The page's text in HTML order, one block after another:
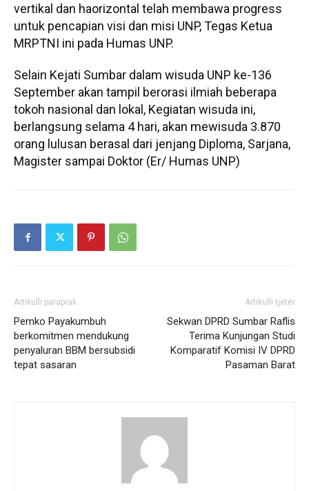
vertikal dan haorizontal telah membawa progress
untuk pencapian visi dan misi UNP, Tegas Ketua
MRPTNI ini pada Humas UNP.
Selain Kejati Sumbar dalam wisuda UNP ke-136
September akan tampil berorasi ilmiah beberapa
tokoh nasional dan lokal, Kegiatan wisuda ini,
berlangsung selama 4 hari, akan mewisuda 3.870
orang lulusan berasal dari jenjang Diploma, Sarjana,
Magister sampai Doktor (Er/ Humas UNP)
Artikulli paraprak
Pemko Payakumbuh
berkomitmen mendukung
penyaluran BBM bersubsidi
tepat sasaran
Artikulli tjetër
Sekwan DPRD Sumbar Raflis
Terima Kunjungan Studi
Komparatif Komisi IV DPRD
Pasaman Barat